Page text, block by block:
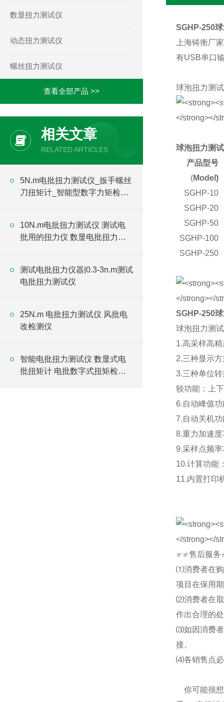
数显扭力测试仪
动态扭力测试仪
螺丝扭力测试仪
查看全部产品 >>
相关文章
RELATED ARTICLES
5N.m电批扭力测试仪_扳手螺丝
刀扭矩计_智能型数字力矩检测
10N.m电批扭力测试仪 测试电
批用的扭力仪 数显电批扭力检
测试电批扭力仪器|0.3-3n.m测试
电批扭力测试仪
25N.m 电批扭力测试仪 风批电
改检测仪
智能电批扭力测试仪 数显式电
批扭矩计 电批数字式扭矩检测
SGHP-250
上海铸衡厂
有USB串口
球泡扭力测
球泡扭力测
产品型号
(Model)
SGHP-10
SGHP-20
SGHP-50
SGHP-100
SGHP-250
SGHP-250
球泡扭力测
1.高采样高
2.三种显示
3.三种单位
较功能：上
6.自动峰值
7.自动关机
8.重力加速
9.采样点频
10.计算功能
11.内置打印
≌≌售后服
⑴消费者在购
项目在保用
⑵消费者在取
作出合理的
⑶如因消费者
接。
⑷各销售点必
你可能很